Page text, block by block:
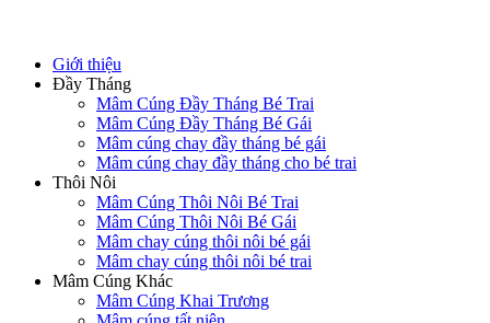
Giới thiệu
Đầy Tháng
Mâm Cúng Đầy Tháng Bé Trai
Mâm Cúng Đầy Tháng Bé Gái
Mâm cúng chay đầy tháng bé gái
Mâm cúng chay đầy tháng cho bé trai
Thôi Nôi
Mâm Cúng Thôi Nôi Bé Trai
Mâm Cúng Thôi Nôi Bé Gái
Mâm chay cúng thôi nôi bé gái
Mâm chay cúng thôi nôi bé trai
Mâm Cúng Khác
Mâm Cúng Khai Trương